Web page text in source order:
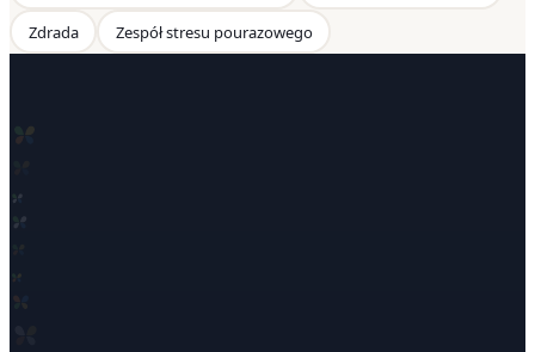
Zdrada Zespół stresu pourazowego